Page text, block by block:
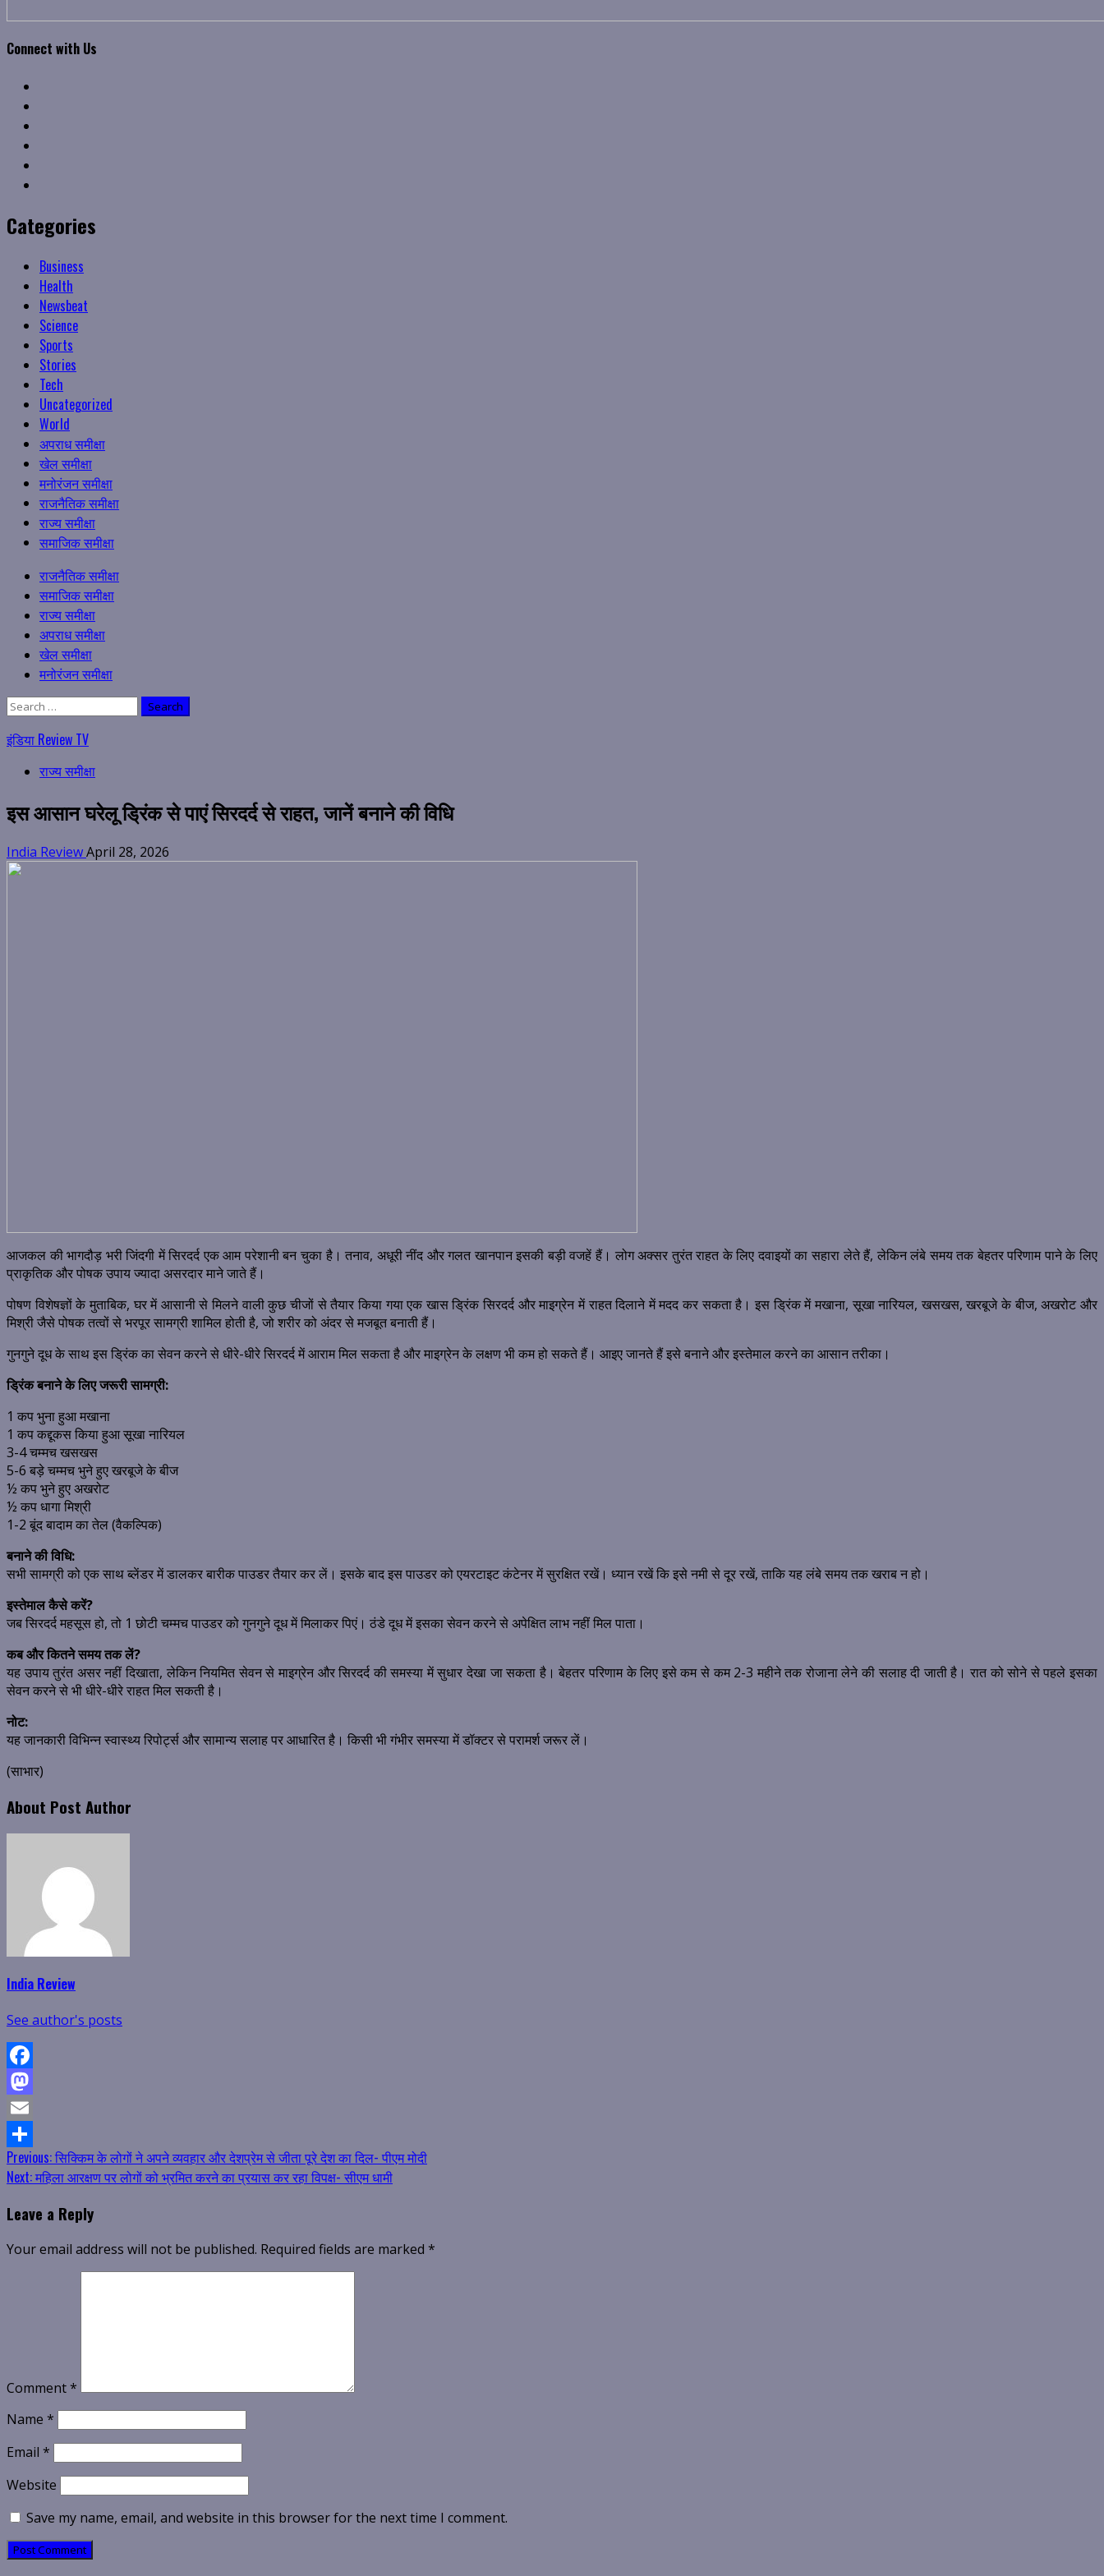
Connect with Us
Categories
Business
Health
Newsbeat
Science
Sports
Stories
Tech
Uncategorized
World
अपराध समीक्षा
खेल समीक्षा
मनोरंजन समीक्षा
राजनैतिक समीक्षा
राज्य समीक्षा
समाजिक समीक्षा
Primary
Menu
राजनैतिक समीक्षा
समाजिक समीक्षा
राज्य समीक्षा
अपराध समीक्षा
खेल समीक्षा
मनोरंजन समीक्षा
Search
इंडिया Review TV
राज्य समीक्षा
इस आसान घरेलू ड्रिंक से पाएं सिरदर्द से राहत, जानें बनाने की विधि
India ReviewApril 28, 2026
आजकल की भागदौड़ भरी जिंदगी में सिरदर्द एक आम परेशानी बन चुका है। तनाव, अधूरी नींद और गलत खानपान इसकी बड़ी वजहें हैं। लोग अक्सर तुरंत राहत के लिए दवाइयों का सहारा लेते हैं, लेकिन लंबे समय तक बेहतर परिणाम पाने के लिए
प्राकृतिक और पोषक उपाय ज्यादा असरदार माने जाते हैं।
पोषण विशेषज्ञों के मुताबिक, घर में आसानी से मिलने वाली कुछ चीजों से तैयार किया गया एक खास ड्रिंक सिरदर्द और माइग्रेन में राहत दिलाने में मदद कर सकता है। इस ड्रिंक में मखाना, सूखा नारियल, खसखस, खरबूजे के बीज, अखरोट और
मिश्री जैसे पोषक तत्वों से भरपूर सामग्री शामिल होती है, जो शरीर को अंदर से मजबूत बनाती हैं।
गुनगुने दूध के साथ इस ड्रिंक का सेवन करने से धीरे-धीरे सिरदर्द में आराम मिल सकता है और माइग्रेन के लक्षण भी कम हो सकते हैं। आइए जानते हैं इसे बनाने और इस्तेमाल करने का आसान तरीका।
ड्रिंक बनाने के लिए जरूरी सामग्री:
1 कप भुना हुआ मखाना
1 कप कद्दूकस किया हुआ सूखा नारियल
3-4 चम्मच खसखस
5-6 बड़े चम्मच भुने हुए खरबूजे के बीज
½ कप भुने हुए अखरोट
½ कप धागा मिश्री
1-2 बूंद बादाम का तेल (वैकल्पिक)
बनाने की विधि:
सभी सामग्री को एक साथ ब्लेंडर में डालकर बारीक पाउडर तैयार कर लें। इसके बाद इस पाउडर को एयरटाइट कंटेनर में सुरक्षित रखें। ध्यान रखें कि इसे नमी से दूर रखें, ताकि यह लंबे समय तक खराब न हो।
इस्तेमाल कैसे करें?
जब सिरदर्द महसूस हो, तो 1 छोटी चम्मच पाउडर को गुनगुने दूध में मिलाकर पिएं। ठंडे दूध में इसका सेवन करने से अपेक्षित लाभ नहीं मिल पाता।
कब और कितने समय तक लें?
यह उपाय तुरंत असर नहीं दिखाता, लेकिन नियमित सेवन से माइग्रेन और सिरदर्द की समस्या में सुधार देखा जा सकता है। बेहतर परिणाम के लिए इसे कम से कम 2-3 महीने तक रोजाना लेने की सलाह दी जाती है। रात को सोने से पहले इसका
सेवन करने से भी धीरे-धीरे राहत मिल सकती है।
नोट:
यह जानकारी विभिन्न स्वास्थ्य रिपोर्ट्स और सामान्य सलाह पर आधारित है। किसी भी गंभीर समस्या में डॉक्टर से परामर्श जरूर लें।
(साभार)
About Post Author
India Review
See author's posts
Facebook
Mastodon
Email
Share
Continue
Reading
Previous:सिक्किम के लोगों ने अपने व्यवहार और देशप्रेम से जीता पूरे देश का दिल- पीएम मोदी
Next:महिला आरक्षण पर लोगों को भ्रमित करने का प्रयास कर रहा विपक्ष- सीएम धामी
Leave a Reply
Your email address will not be published. Required fields are marked *
Comment*
Name *
Email *
Website
Save my name, email, and website in this browser for the next time I comment.